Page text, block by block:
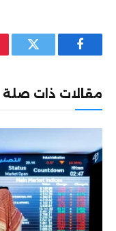
فيسبوك تويتر
مقالات ذات صلة